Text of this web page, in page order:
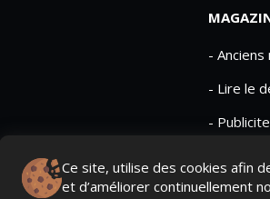
Ce site, utilise des cookies afin
et d’améliorer continuellement
-
- Lire le
- Publicite